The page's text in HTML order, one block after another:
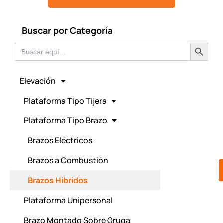
Buscar por Categoría
Buscar: Botón de
Elevación
Plataforma Tipo Tijera
Plataforma Tipo Brazo
Brazos Eléctricos
Brazos a Combustión
Brazos Hibridos
Plataforma Unipersonal
Brazo Montado Sobre Oruga